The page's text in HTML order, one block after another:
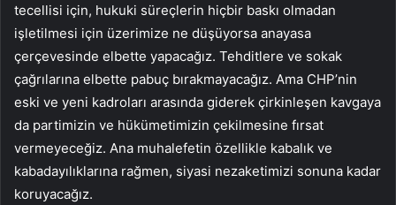
tecellisi için, hukuki süreçlerin hiçbir baskı olmadan
işletilmesi için üzerimize ne düşüyorsa anayasa
çerçevesinde elbette yapacağız. Tehditlere ve sokak
çağrılarına elbette pabuç bırakmayacağız. Ama CHP’nin
eski ve yeni kadroları arasında giderek çirkinleşen kavgaya
da partimizin ve hükümetimizin çekilmesine fırsat
vermeyeceğiz. Ana muhalefetin özellikle kabalık ve
kabadayılıklarına rağmen, siyasi nezaketimizi sonuna kadar
koruyacağız.